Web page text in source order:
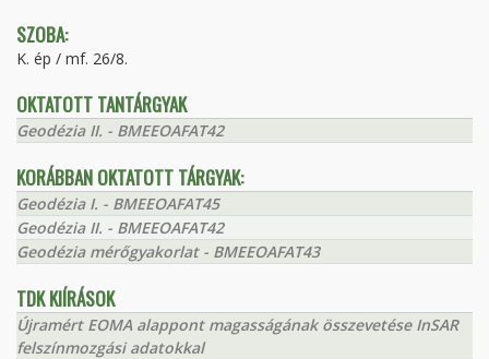
SZOBA:
K. ép / mf. 26/8.
OKTATOTT TANTÁRGYAK
Geodézia II. - BMEEOAFAT42
KORÁBBAN OKTATOTT TÁRGYAK:
Geodézia I. - BMEEOAFAT45
Geodézia II. - BMEEOAFAT42
Geodézia mérőgyakorlat - BMEEOAFAT43
TDK KIÍRÁSOK
Újramért EOMA alappont magasságának összevetése InSAR
felszínmozgási adatokkal